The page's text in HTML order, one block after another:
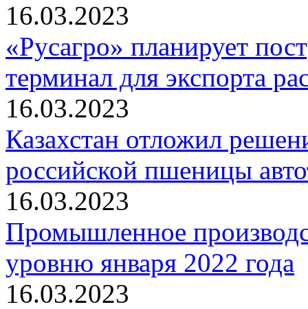
16.03.2023
«Русагро» планирует
терминал для экспорта
16.03.2023
Казахстан отложил
российской пшеницы
16.03.2023
Промышленное
уровню января 2022 года
16.03.2023